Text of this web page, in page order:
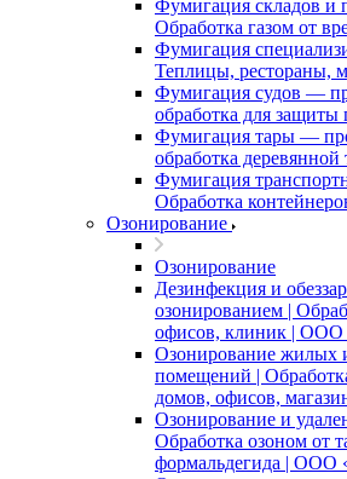
Фумигация складов и
Обработка газом от
Фумигация
Теплицы, рестораны,
Фумигация судов —
обработка для защиты
Фумигация тары —
обработка деревянной
Фумигация
Обработка
Озонирование
Озонирование
Дезинфекция и
озонированием |
офисов, клиник |
Озонирование жилых
помещений |
домов, офисов,
Озонирование и
Обработка озоном от
формальдегида |